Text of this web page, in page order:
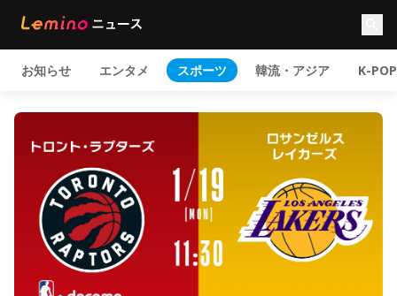
お知らせ エンタメ スポーツ 韓流・アジア K-POP